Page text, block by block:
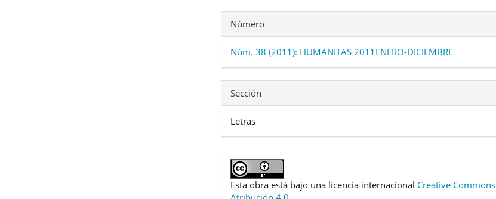
Número
Núm. 38 (2011): HUMANITAS 2011ENERO-DICIEMBRE
Sección
Letras
Esta obra está bajo una licencia internacional Creative Commons